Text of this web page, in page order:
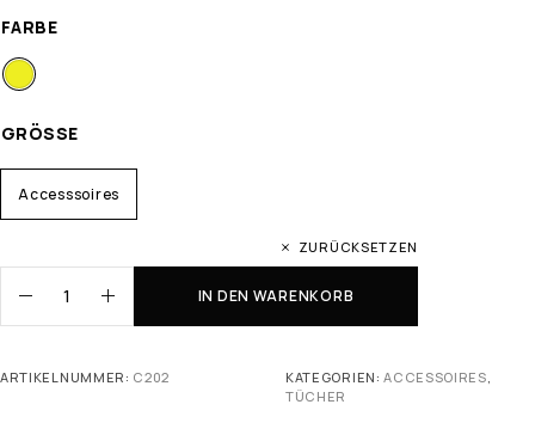
FARBE
GRÖSSE
Accesssoires
ZURÜCKSETZEN
IN DEN WARENKORB
ARTIKELNUMMER: C202 KATEGORIEN:ACCESSOIRES
TÜCHER